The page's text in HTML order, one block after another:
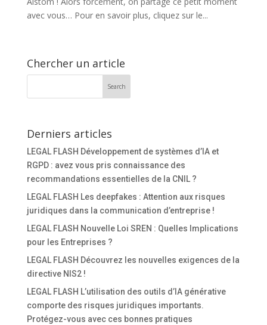
avec vous… Pour en savoir plus, cliquez sur le...
Chercher un article
Derniers articles
LEGAL FLASH Développement de systèmes d’IA et
RGPD : avez vous pris connaissance des
recommandations essentielles de la CNIL ?
LEGAL FLASH Les deepfakes : Attention aux risques
juridiques dans la communication d’entreprise !
LEGAL FLASH Nouvelle Loi SREN : Quelles Implications
pour les Entreprises ?
LEGAL FLASH Découvrez les nouvelles exigences de la
directive NIS2 !
LEGAL FLASH L’utilisation des outils d’IA générative
comporte des risques juridiques importants.
Protégez-vous avec ces bonnes pratiques